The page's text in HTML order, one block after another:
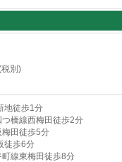
税別)
地徒歩1分
つ橋線西梅田徒歩2分
梅田徒歩5分
徒歩6分
町線東梅田徒歩8分